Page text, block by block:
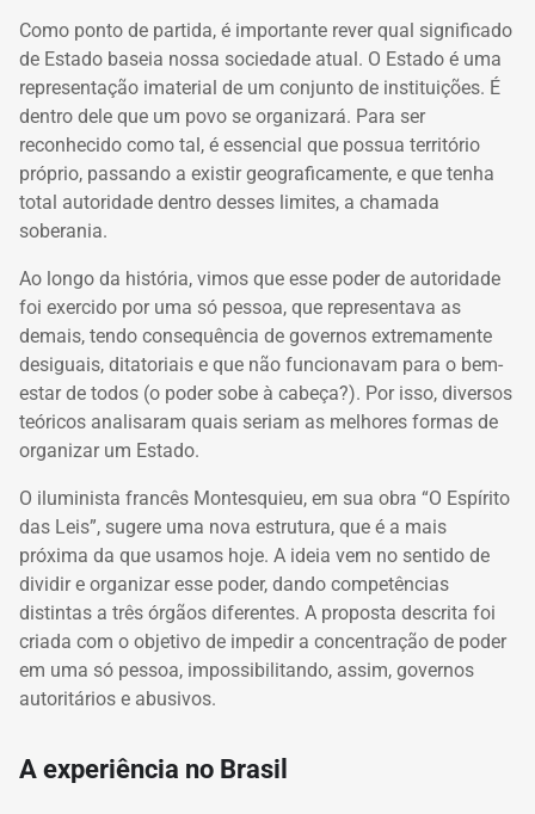
Como ponto de partida, é importante rever qual significado
de Estado baseia nossa sociedade atual. O Estado é uma
representação imaterial de um conjunto de instituições. É
dentro dele que um povo se organizará. Para ser
reconhecido como tal, é essencial que possua território
próprio, passando a existir geograficamente, e que tenha
total autoridade dentro desses limites, a chamada
soberania.
Ao longo da história, vimos que esse poder de autoridade
foi exercido por uma só pessoa, que representava as
demais, tendo consequência de governos extremamente
desiguais, ditatoriais e que não funcionavam para o bem-
estarde todos (o poder sobe à cabeça?). Por isso, diversos
teóricos analisaram quais seriam as melhores formas de
organizar um Estado.
O iluminista francês Montesquieu, em sua obra “O Espírito
das Leis”, sugere uma nova estrutura, que é a mais
próxima da que usamos hoje. A ideia vem no sentido de
dividir e organizar esse poder, dando competências
distintas a três órgãos diferentes. A proposta descrita foi
criada com o objetivo de impedir a concentração de poder
em uma só pessoa, impossibilitando, assim, governos
autoritários e abusivos.
A experiência no Brasil